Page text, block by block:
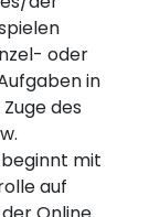
oder
in
des
mit
auf